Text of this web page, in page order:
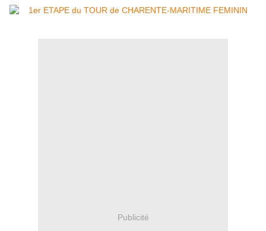
Publicité